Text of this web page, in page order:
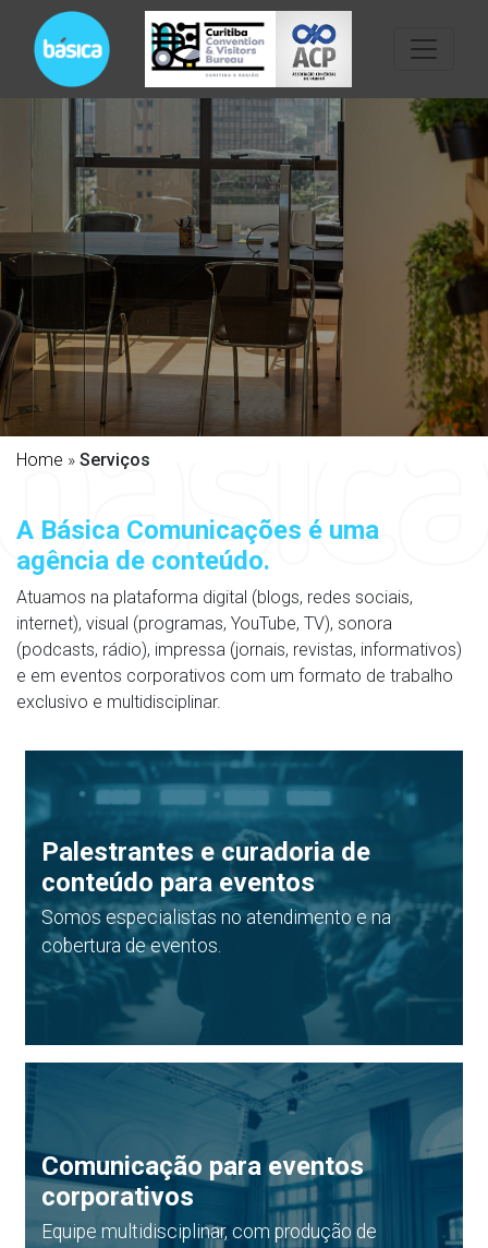
Home » Serviços
A Básica Comunicações é uma
agência de conteúdo.
Atuamos na plataforma digital (blogs, redes sociais,
internet), visual (programas, YouTube, TV), sonora
(podcasts, rádio), impressa (jornais, revistas, informativos)
e em eventos corporativos com um formato de trabalho
exclusivo e multidisciplinar.
Palestrantes e curadoria de
conteúdo para eventos
Somos especialistas no atendimento e na
cobertura de eventos.
Comunicação para eventos
corporativos
Equipe multidisciplinar, com produção de